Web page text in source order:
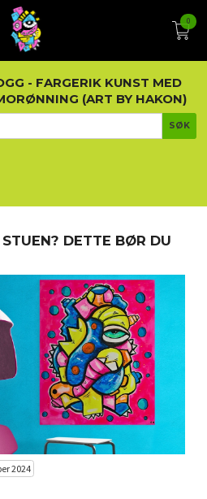
0
- FARGERIK KUNST MED
(ART BY HAKON)
DETTE BØR DU
2024